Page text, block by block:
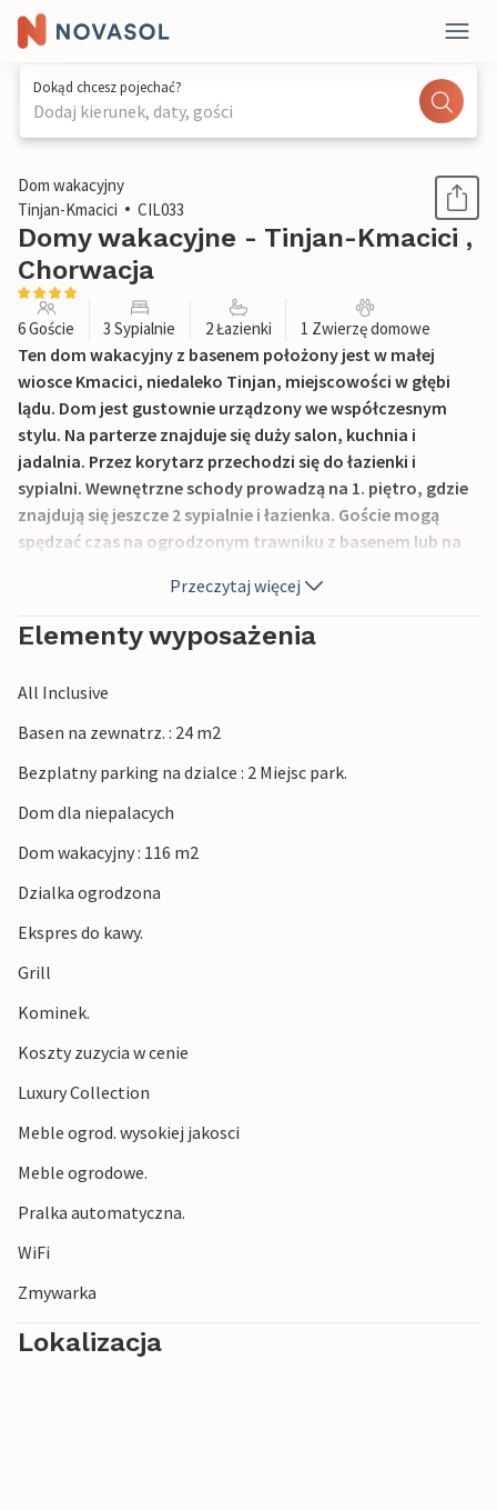
Dokąd chcesz pojechać?
Dodaj kierunek, daty, gości
1 / 39
Dom wakacyjny
Tinjan-Kmacici
CIL033
Domy wakacyjne - Tinjan-Kmacici ,
Chorwacja
6 Goście 3 Sypialnie 2 Łazienki 1 Zwierzę domowe
Ten dom wakacyjny z basenem położony jest w małej
wiosce Kmacici, niedaleko Tinjan, miejscowości w głębi
lądu. Dom jest gustownie urządzony we współczesnym
stylu. Na parterze znajduje się duży salon, kuchnia i
jadalnia. Przez korytarz przechodzi się do łazienki i
sypialni. Wewnętrzne schody prowadzą na 1. piętro, gdzie
znajdują się jeszcze 2 sypialnie i łazienka. Goście mogą
spędzać czas na ogrodzonym trawniku z basenem lub na
15 minut można dojechać samochodem do plaż kurortu
Porec.
Przeczytaj więcej
Elementy wyposażenia
All Inclusive
Basen na zewnatrz. : 24 m2
Bezplatny parking na dzialce : 2 Miejsc park.
Dom dla niepalacych
Dom wakacyjny : 116 m2
Dzialka ogrodzona
Ekspres do kawy.
Grill
Kominek.
Koszty zuzycia w cenie
Luxury Collection
Meble ogrod. wysokiej jakosci
Meble ogrodowe.
Pralka automatyczna.
WiFi
Zmywarka
Lokalizacja